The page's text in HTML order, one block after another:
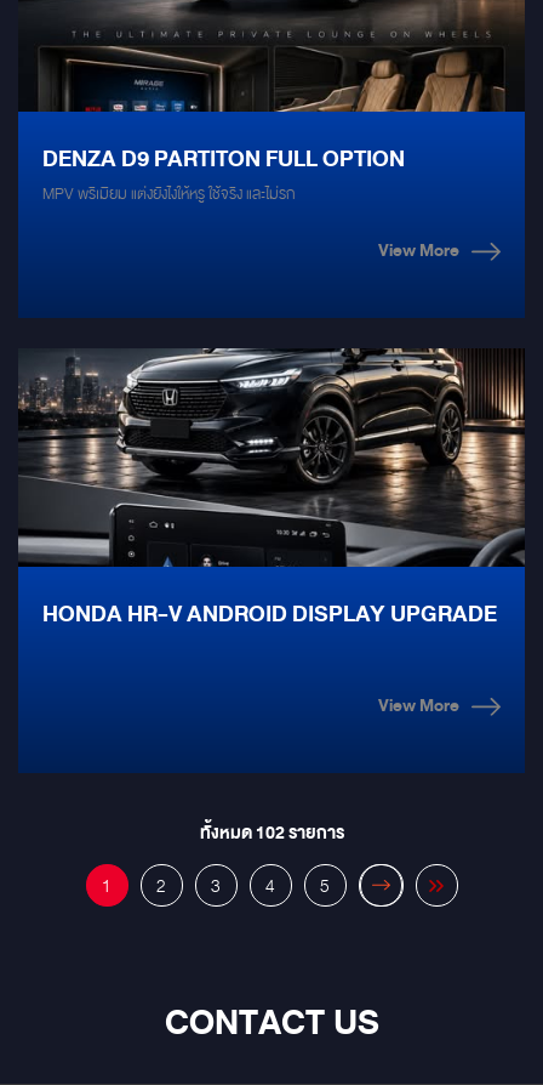
DENZA D9 PARTITON FULL OPTION
MPV พรีเมียม แต่งยังไงให้หรู ใช้จริง และไม่รก
View More
HONDA HR-V ANDROID DISPLAY UPGRADE
View More
ทั้งหมด102รายการ
1 2 3 4 5
CONTACT US